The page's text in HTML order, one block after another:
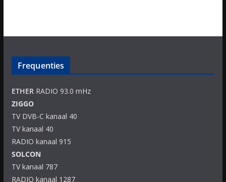
Frequenties
ETHERRADIO 93.0 mHz
ZIGGO
TV DVB-C kanaal 40
TV kanaal 40
RADIO kanaal 915
SOLCON
TV kanaal 787
RADIO kanaal 1287